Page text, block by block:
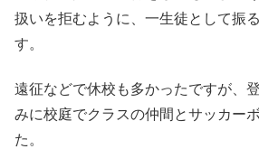
扱いを拒むように、一生徒として振
す。
遠征などで休校も多かったですが、
みに校庭でクラスの仲間とサッカー
た。